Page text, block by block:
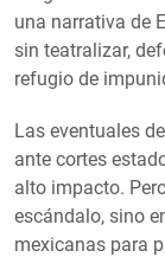
una narrativa de
sin teatralizar,
refugio de
Las eventuales
ante cortes
alto impacto.
escándalo, sino
mexicanas para